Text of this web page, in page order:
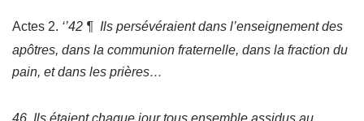
Actes 2. ‘’42 ¶ Ils persévéraient dans l’enseignement des
apôtres, dans la communion fraternelle, dans la fraction du
pain, et dans les prières…
46 Ils étaient chaque jour tous ensemble assidus au